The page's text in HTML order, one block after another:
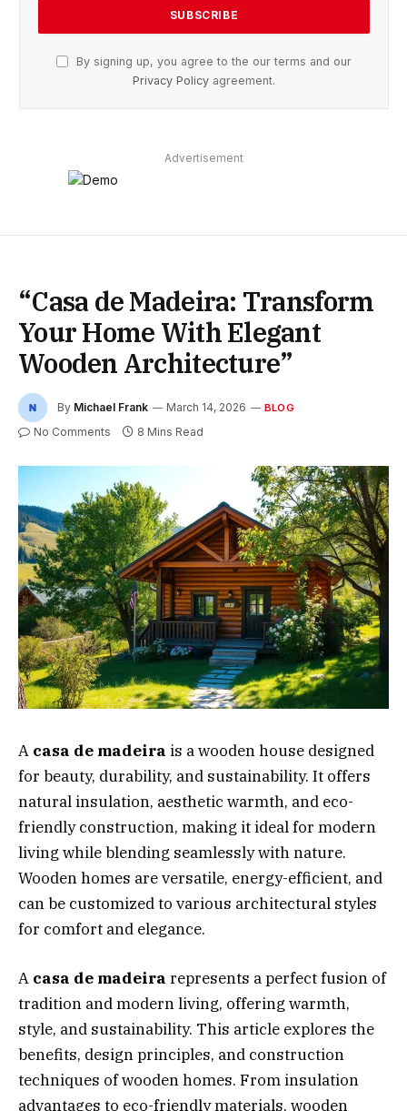
By signing up, you agree to the our terms and our
Privacy Policy agreement.
Advertisement
“Casa de Madeira: Transform
Your Home With Elegant
Wooden Architecture”
By Michael Frank March 14, 2026 BLOG
No Comments 8 Mins Read
A casa de madeira is a wooden house designed
for beauty, durability, and sustainability. It offers
natural insulation, aesthetic warmth, and eco-
friendly construction, making it ideal for modern
living while blending seamlessly with nature.
Wooden homes are versatile, energy-efficient, and
can be customized to various architectural styles
for comfort and elegance.
A casa de madeira represents a perfect fusion of
tradition and modern living, offering warmth,
style, and sustainability. This article explores the
benefits, design principles, and construction
techniques of wooden homes. From insulation
advantages to eco-friendly materials, wooden